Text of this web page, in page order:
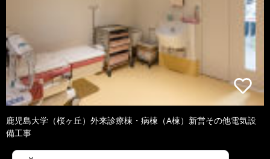
鹿児島大学（桜ヶ丘）外来診療棟・病棟（A棟）新営その他電気設
備工事